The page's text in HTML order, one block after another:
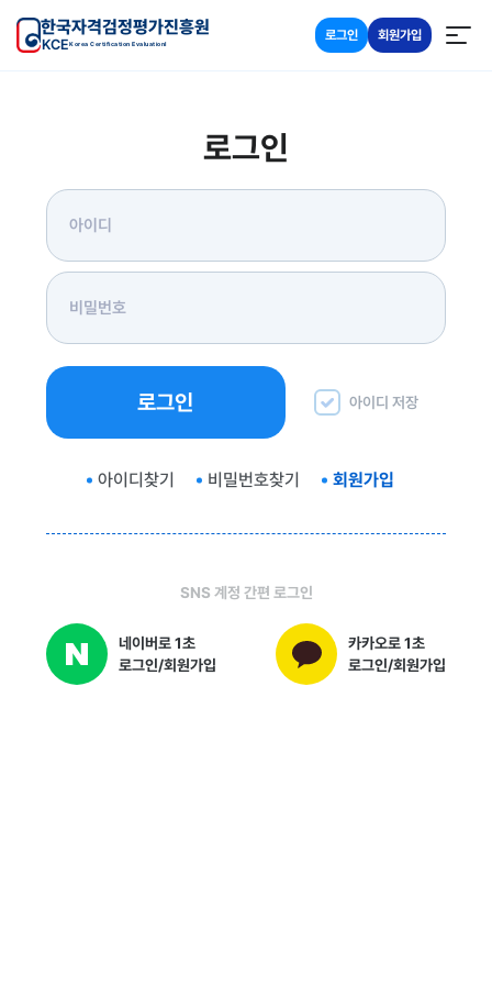
한국자격검정평가진흥원
KCEKorea Certification Evaluationl
로그인 회원가입
로그인
로그인 아이디 저장
아이디찾기 비밀번호찾기 회원가입
SNS 계정 간편 로그인
네이버로 1초
로그인/회원가입
카카오로 1초
로그인/회원가입